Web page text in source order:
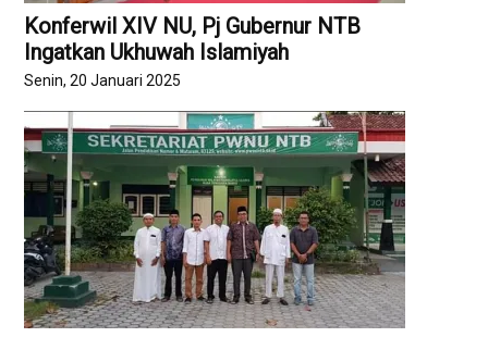
Konferwil XIV NU, Pj Gubernur NTB
Ingatkan Ukhuwah Islamiyah
Senin, 20 Januari 2025